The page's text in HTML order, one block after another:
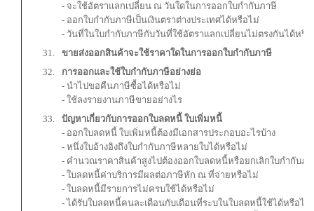
- จะใช้อัตราแลกเปลี่ยน ณ วันใดในการออกใบกำกับภาษี
- ออกใบกำกับภาษีเป็นเงินตราต่างประเทศได้หรือไม่
- วันที่ในใบกำกับภาษีกับวันที่ใช้อัตราแลกเปลี่ยนไม่ตรงกันได้หรือ
ขายส่งออกสินค้าจะใช้ราคาใดในการออกใบกำกับภาษี
การออกและใช้ใบกำกับภาษีอย่างย่อ
- นำไปขอคืนภาษีซื้อได้หรือไม่
- ใช้ลงรายงานภาษีขายอย่างไร
ปัญหาเกี่ยวกับการออกใบลดหนี้ ใบเพิ่มหนี้
- ออกใบลดหนี้ ใบเพิ่มหนี้ต้องมีเอกสารประกอบอะไรบ้าง
- หนึ่งใบอ้างอิงถึงใบกำกับภาษีหลายใบได้หรือไม่
- คำนวณราคาสินค้าสูงไปต้องออกใบลดหนี้หรือยกเลิกใบกำกับภ
- ใบลดหนี้ค่าบริการมีผลต่อภาษีหัก ณ ที่จ่ายหรือไม่
- ใบลดหนี้มีรายการไม่ครบใช้ได้หรือไม่
- ได้รับใบลดหนี้คนละเดือนกับเดือนที่ระบในใบลดหนี้ใช้ได้หรือไม่